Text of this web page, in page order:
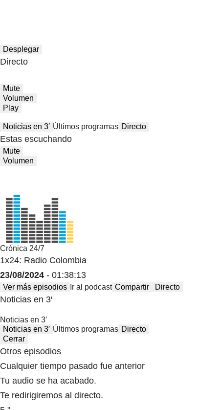
Desplegar
Directo
Mute
Volumen
Play
Noticias en 3′ Últimos programas Directo
Estas escuchando
Mute
Volumen
Crónica 24/7
1x24: Radio Colombia
23/08/2024 - 01:38:13
Ver más episodios Ir al podcast Compartir Directo
Noticias en 3′
Noticias en 3′
Noticias en 3′ Últimos programas Directo
Cerrar
Otros episodios
Cualquier tiempo pasado fue anterior
Tu audio se ha acabado.
Te redirigiremos al directo.